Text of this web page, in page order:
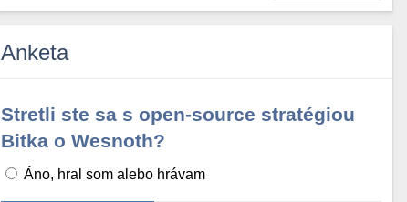
Anketa
Stretli ste sa s open-source stratégiou
Bitka o Wesnoth?
Áno, hral som alebo hrávam